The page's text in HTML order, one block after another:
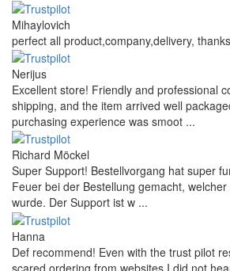
Mihaylovich
perfect all product,company,delivery,
Nerijus
Excellent store! Friendly and professional
shipping, and the item arrived well
purchasing experience was smoot ...
Richard Möckel
Super Support! Bestellvorgang hat super
Feuer bei der Bestellung gemacht,
wurde. Der Support ist w ...
Hanna
Def recommend! Even with the trust pilot
scared ordering from websites I did not